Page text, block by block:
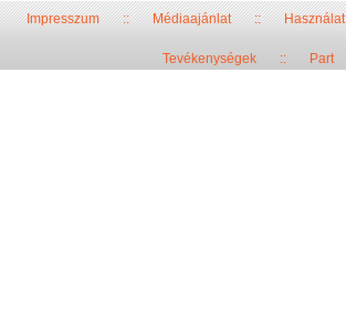
Impresszum::Médiaajánlat::
Tevékenységek:: Part